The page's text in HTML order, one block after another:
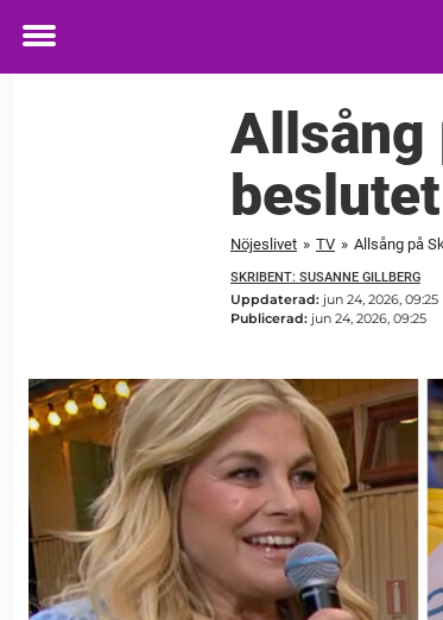
Toggle
Allsång
Nöjeslivet » TV » Allsång på
SKRIBENT: SUSANNE GILLBERG
Uppdaterad: jun 24, 2026, 09:25
Publicerad: jun 24, 2026, 09:25